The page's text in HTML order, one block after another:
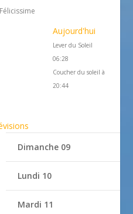
Aujourd'hui
Lever du Soleil
06:28
Coucher du soleil à
20:44
Dimanche 09
Lundi 10
Mardi 11